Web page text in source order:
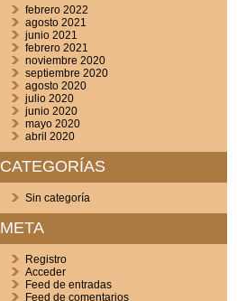
febrero 2022
agosto 2021
junio 2021
febrero 2021
noviembre 2020
septiembre 2020
agosto 2020
julio 2020
junio 2020
mayo 2020
abril 2020
CATEGORÍAS
Sin categoría
META
Registro
Acceder
Feed de entradas
Feed de comentarios